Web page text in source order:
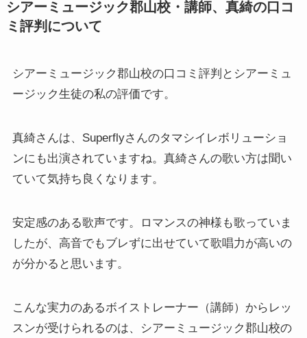
シアーミュージック郡山校・講師、真綺の口コ
ミ評判について
シアーミュージック郡山校の口コミ評判とシアーミュ
ージック生徒の私の評価です。
真綺さんは、Superflyさんのタマシイレボリューショ
ンにも出演されていますね。真綺さんの歌い方は聞い
ていて気持ち良くなります。
安定感のある歌声です。ロマンスの神様も歌っていま
したが、高音でもブレずに出せていて歌唱力が高いの
が分かると思います。
こんな実力のあるボイストレーナー（講師）からレッ
スンが受けられるのは、シアーミュージック郡山校の